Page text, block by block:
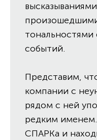
тональностями
событий.
Представим,
компании с
рядом с ней
редким
СПАРКа и